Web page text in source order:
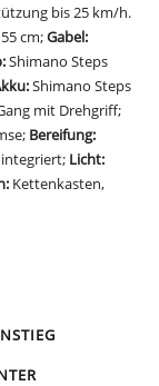
bis 25 km/h.
cm;Gabel:
Shimano Steps
Shimano Steps
mit Drehgriff;
Bereifung:
Licht:
Kettenkasten,